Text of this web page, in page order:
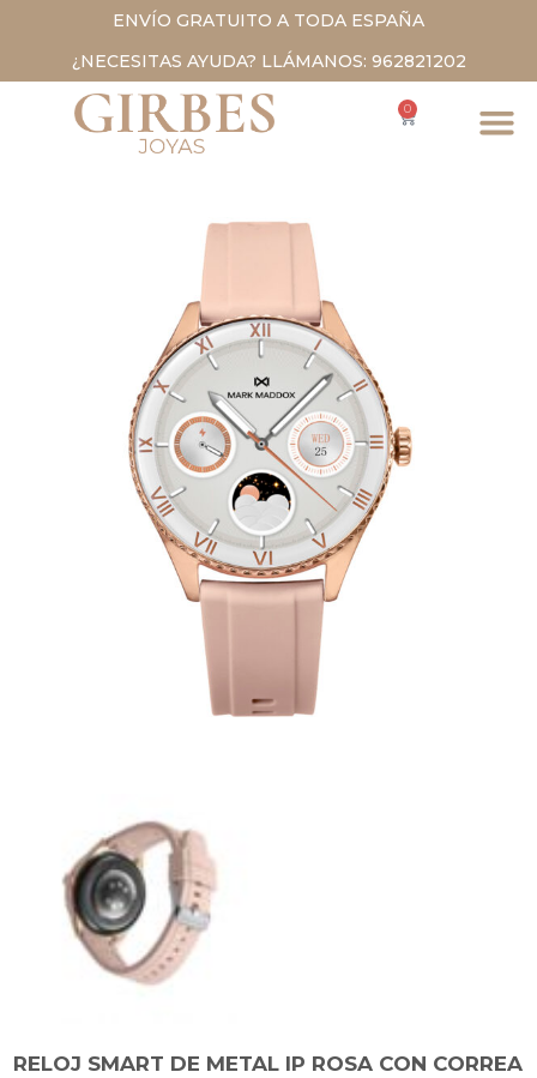
ENVÍO GRATUITO A TODA ESPAÑA
¿NECESITAS AYUDA? LLÁMANOS: 962821202
0
RELOJ SMART DE METAL IP ROSA CON CORREA